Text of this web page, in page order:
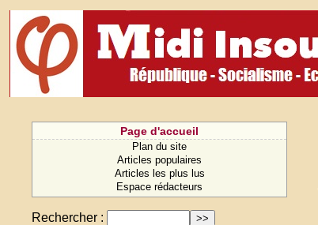
Page d'accueil
Plan du site
Articles populaires
Articles les plus lus
Espace rédacteurs
Rechercher :